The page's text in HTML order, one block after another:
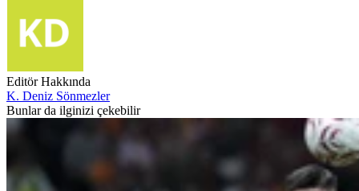
Editör Hakkında
K. Deniz Sönmezler
Bunlar da ilginizi çekebilir